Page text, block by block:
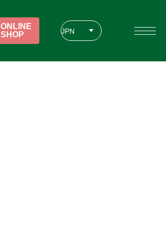
JPN
ONLINE
SHOP